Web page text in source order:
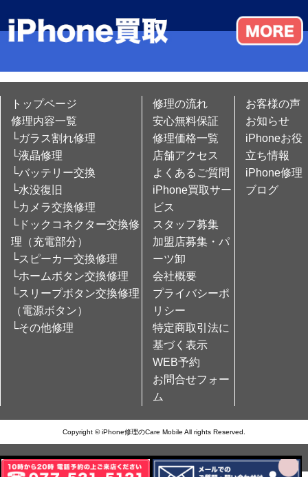
トップページ
修理内容一覧
└ガラス割れ修理
└液晶修理
└バッテリー交換
└水没復旧
└カメラ交換修理
└ドックコネクター交換修
理（充電部分）
└スピーカー交換修理
└ホームボタン交換修理
└スリープボタン交換修理
（電源ボタン）
└その他修理
修理の流れ
安心無料保証
修理価格一覧
店舗アクセス
よくあるご質問
iPhone買取サー
ビス
スタッフ募集
加盟店募集・パ
ーツ卸
会社概要
プライバシーポ
リシー
特定商取引法に
基づく表示
WEB予約
お問合せフォー
ム
お客様の声
お知らせ
iPhoneお役
立ち情報
iPhone修理
ブログ
Copyright © iPhone修理のCare Mobile All rights Reserved.